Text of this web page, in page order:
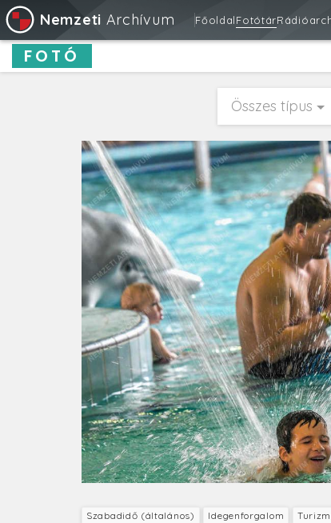
Nemzeti Archívum FőoldalFotótár
FOTÓ
Összes típus
Szabadidő (általános) Idegenforgalom